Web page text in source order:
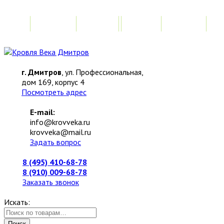
г. Дмитров, ул. Профессиональная,
дом 169, корпус 4
Посмотреть адрес
E-mail:
info@krovveka.ru
krovveka@mail.ru
Задать вопрос
8 (495) 410-68-78
8 (910) 009-68-78
Заказать звонок
Искать: